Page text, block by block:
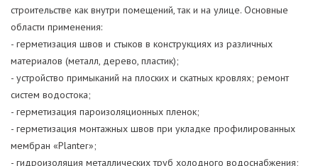
строительстве как внутри помещений, так и на улице. Основные
области применения:
- герметизация швов и стыков в конструкциях из различных
материалов (металл, дерево, пластик);
- устройство примыканий на плоских и скатных кровлях; ремонт
систем водостока;
- герметизация пароизоляционных пленок;
- герметизация монтажных швов при укладке профилированных
мембран «Planter»;
- гидроизоляция металлических труб холодного водоснабжения;